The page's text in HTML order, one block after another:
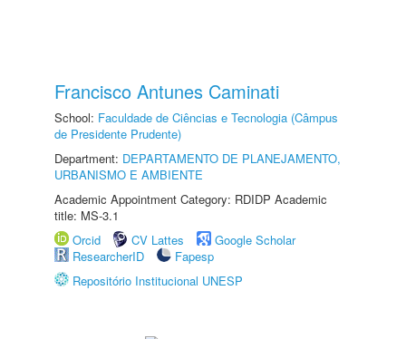
Francisco Antunes Caminati
School: Faculdade de Ciências e Tecnologia (Câmpus
de Presidente Prudente)
Department: DEPARTAMENTO DE PLANEJAMENTO,
URBANISMO E AMBIENTE
Academic Appointment Category: RDIDP Academic
title: MS-3.1
Orcid
CV Lattes
Google Scholar
ResearcherID
Fapesp
Repositório Institucional UNESP